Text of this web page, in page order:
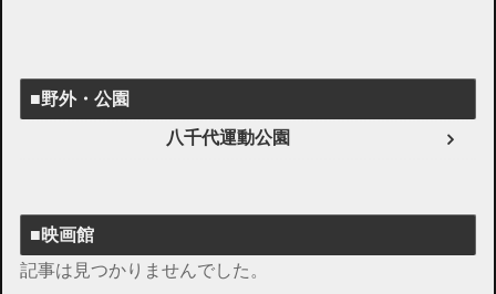
■野外・公園
八千代運動公園
■映画館
記事は見つかりませんでした。